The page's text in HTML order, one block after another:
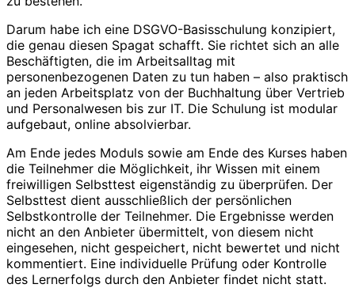
Darum habe ich eine DSGVO-Basisschulung konzipiert,
die genau diesen Spagat schafft. Sie richtet sich an alle
Beschäftigten, die im Arbeitsalltag mit
personenbezogenen Daten zu tun haben – also praktisch
an jeden Arbeitsplatz von der Buchhaltung über Vertrieb
und Personalwesen bis zur IT. Die Schulung ist modular
aufgebaut, online absolvierbar.
Am Ende jedes Moduls sowie am Ende des Kurses haben
die Teilnehmer die Möglichkeit, ihr Wissen mit einem
freiwilligen Selbsttest eigenständig zu überprüfen. Der
Selbsttest dient ausschließlich der persönlichen
Selbstkontrolle der Teilnehmer. Die Ergebnisse werden
nicht an den Anbieter übermittelt, von diesem nicht
eingesehen, nicht gespeichert, nicht bewertet und nicht
kommentiert. Eine individuelle Prüfung oder Kontrolle
des Lernerfolgs durch den Anbieter findet nicht statt.